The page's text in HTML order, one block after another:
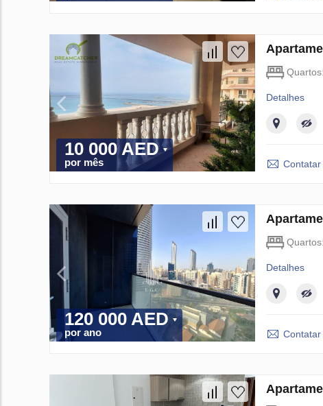
10 000 AED
por mês
Quartos:
Detalhes
120 000 AED
por ano
Quartos:
Detalhes